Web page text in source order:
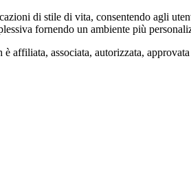
di stile di vita, consentendo agli
fornendo un ambiente più
affiliata, associata, autorizzata,